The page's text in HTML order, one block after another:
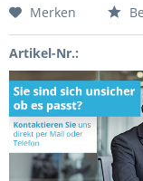
Merken
Artikel-Nr.: